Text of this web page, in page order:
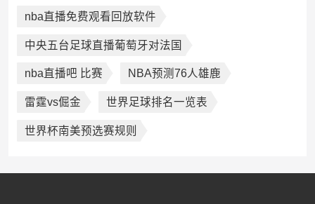
nba直播免费观看回放软件
中央五台足球直播葡萄牙对法国
nba直播吧 比赛 NBA预测76人雄鹿
雷霆vs倔金 世界足球排名一览表
世界杯南美预选赛规则